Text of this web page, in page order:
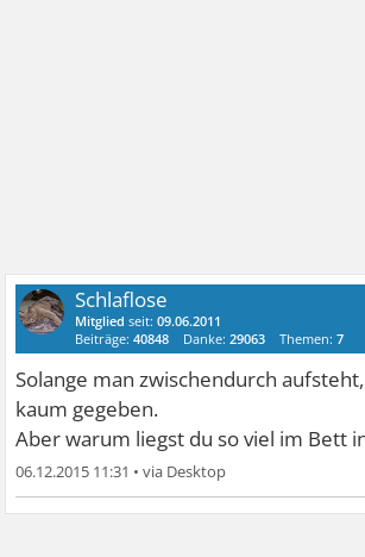
Schlaflose
Mitglied seit:09.06.2011
Beiträge:40848 Danke:29063 Themen:7
Solange man zwischendurch
kaum gegeben.
Aber warum liegst du so viel im Bett
06.12.2015 11:31 •